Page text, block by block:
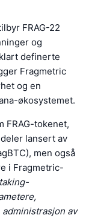
FRAG-22
og
definerte
Fragmetric
og en
økosystemet.
FRAG-tokenet,
lansert av
men også
i Fragmetric-
av